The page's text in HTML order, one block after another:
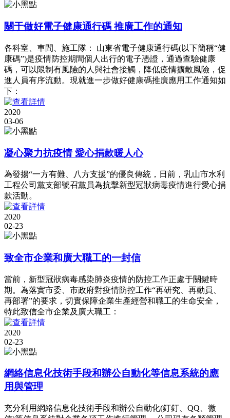
關于做好電子健康通行碼 推廣工作的通知
各科室、車間、施工隊： 山東省電子健康通行碼(以下簡稱“健
康碼”)是疫情防控期間個人出行的電子憑證，通過查驗健康
碼，可以限制有風險的人與社會接觸，降低疫情擴散風險，促
進人員有序流動。現就進一步做好健康碼推廣應用工作通知如
下：
2020
03-06
凝心聚力抗疫情 愛心捐款暖人心
為發揚“一方有難、八方支援”的優良傳統，日前，乳山市水利
工程公司黨支部號召黨員為抗擊新型冠狀病毒疫情進行愛心捐
款活動。
2020
02-23
致全市企業和廣大職工的一封信
當前，新型冠狀病毒感染肺炎疫情的防控工作正處于關鍵時
期。為落實市委、市政府對疫情防控工作“再研究、再動員、
再部署”的要求，切實保障企業生產經營和職工的生命安全，
特此致信全市企業及廣大職工：
2020
02-23
網絡信息化技術手段和辦公自動化等信息系統的應
用與管理
充分利用網絡信息化技術手段和辦公自動化(釘釘、QQ、微